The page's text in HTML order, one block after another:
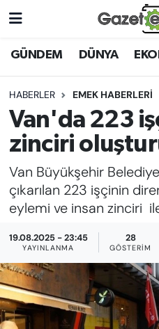
GÜNDEM DÜNYA
HABERLER EMEK HABERLERİ
Van'da 223
zinciri
Van Büyükşehir
çıkarılan 223 işçinin
eylemi ve insan zinciri
19.08.2025 - 23:45
YAYINLANMA
28
GÖSTERIM
DÜNYA
EKONOMİ
EMEK HABERLERİ
YENİ MEDYADA EMEK
GAZETECİLİĞİNİ
FAYDALI BİLGİLER
GÜNDEM
EĞİTİM
KADIN
Nöbetçi Eczaneler
Hava Durumu
İstanbul Namaz
Trafik Durumu
Süper Lig Puan
Tüm Manşetler
Son Dakika Haberleri
Haber Arşivi